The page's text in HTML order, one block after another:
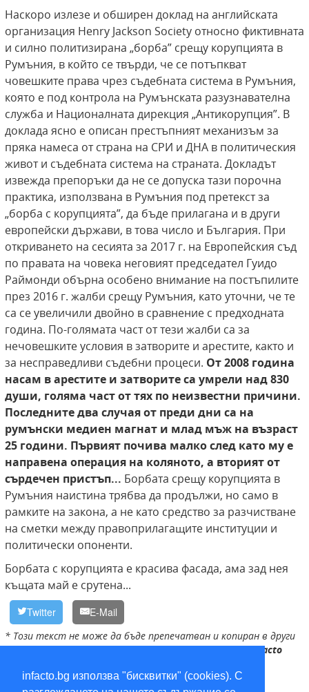
infacto.bg използва "бисквитки" (cookies). С
Наскоро излезе и обширен доклад на английската
организация Henry Jackson Society относно фиктивната
и силно политизирана „борба” срещу корупцията в
Румъния, в който се твърди, че се потъпкват
човешките права чрез съдебната система в Румъния,
която е под контрола на Румънската разузнавателна
служба и Националната дирекция „Антикорупция”. В
доклада ясно е описан престъпният механизъм за
пряка намеса от страна на СРИ и ДНА в политическия
живот и съдебната система на страната. Докладът
извежда препоръки да не се допуска тази порочна
практика, използвана в Румъния под претекст за
„борба с корупцията”, да бъде прилагана и в други
европейски държави, в това число и България. При
откриването на сесията за 2017 г. на Европейския съд
по правата на човека неговият председател Гуидо
Раймонди обърна особено внимание на постъпилите
през 2016 г. жалби срещу Румъния, като уточни, че те
са се увеличили двойно в сравнение с предходната
година. По-голямата част от тези жалби са за
нечовешките условия в затворите и арестите, както и
за несправедливи съдебни процеси. От 2008 година
насам в арестите и затворите са умрели над 830
души, голяма част от тях по неизвестни причини.
Последните два случая от преди дни са на
румънски медиен магнат и млад мъж на възраст
25 години. Първият почива малко след като му е
направена операция на коляното, а вторият от
сърдечен пристъп... Борбата срещу корупцията в
Румъния наистина трябва да продължи, но само в
рамките на закона, а не като средство за разчистване
на сметки между правоприлагащите институции и
политически опоненти.
Борбата с корупцията е красива фасада, ама зад нея
къщата май е срутена...
Twitter E-Mail
* Този текст не може да бъде препечатван и копиран в други
медии без изричното разрешение на редакцията наinfacto